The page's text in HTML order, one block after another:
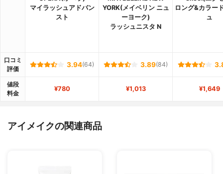
マイラッシュアドバン
スト
YORK(メイベリン ニュ
ーヨーク)
ラッシュニスタ N
ロング&カラー
ュ
口コミ
評価
3.94(64) 3.89(84)
値段
料金
¥780 ¥1,013 ¥1,649
アイメイクの関連商品